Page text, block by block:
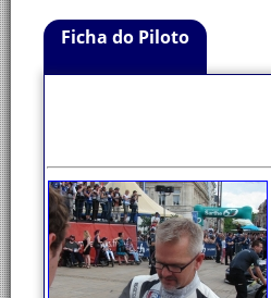
Ficha do Piloto